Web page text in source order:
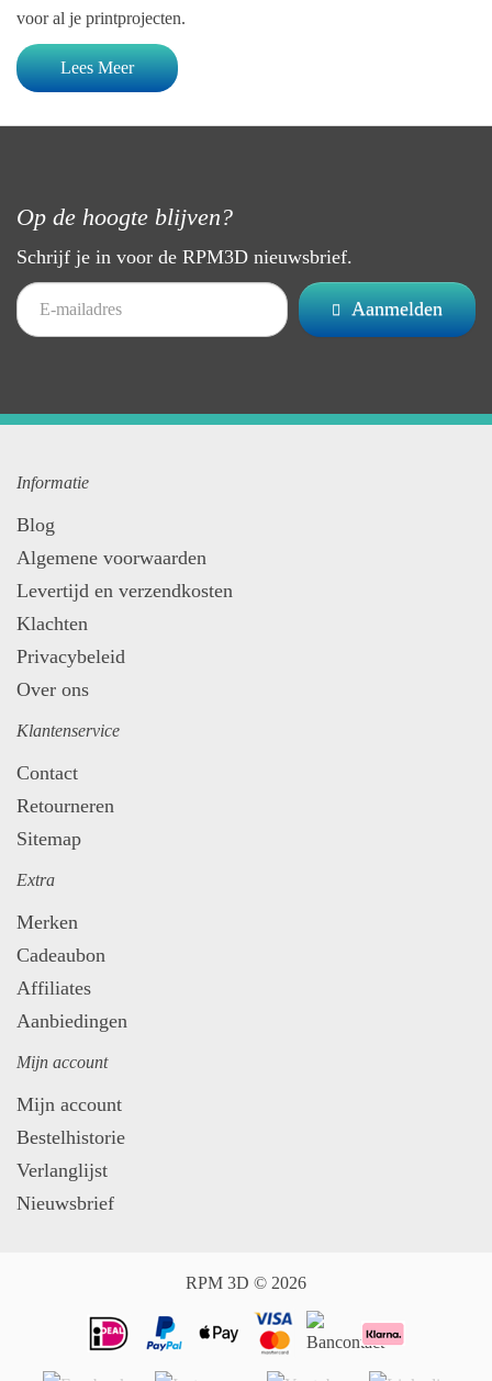
voor al je printprojecten.
Lees Meer
Op de hoogte blijven?
Schrijf je in voor de RPM3D nieuwsbrief.
Aanmelden
Informatie
Blog
Algemene voorwaarden
Levertijd en verzendkosten
Klachten
Privacybeleid
Over ons
Klantenservice
Contact
Retourneren
Sitemap
Extra
Merken
Cadeaubon
Affiliates
Aanbiedingen
Mijn account
Mijn account
Bestelhistorie
Verlanglijst
Nieuwsbrief
RPM 3D © 2026